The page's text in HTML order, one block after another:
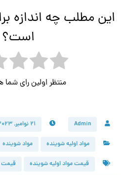
این مطلب چه اندازه
است؟
منتظر اولین رای
Admin ۲۱ نوامبر, ۲۰۲۳
مواد اولیه شوینده مواد شوینده
قیمت مواد اولیه شوینده قیمت